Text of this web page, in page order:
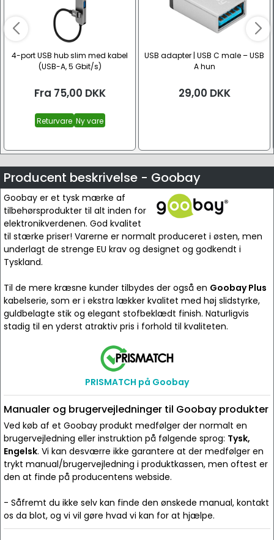
4-port USB hub slim med kabel
(USB-A, 5 Gbit/s)
Fra 75,00 DKK
Returvare Ny vare
USB adapter | USB C male – USB
A hun
29,00 DKK
Producent beskrivelse - Goobay
Goobay er et tysk mærke af
tilbehørsprodukter til alt inden for
elektronikverdenen. God kvalitet
til stærke priser! Varerne er normalt produceret i østen, men
underlagt de strenge EU krav og designet og godkendt i
Tyskland.
Til de mere kræsne kunder tilbydes der også en Goobay Plus
kabelserie, som er i ekstra lækker kvalitet med høj slidstyrke,
guldbelagte stik og elegant stofbeklædt finish. Naturligvis
stadig til en yderst atraktiv pris i forhold til kvaliteten.
PRISMATCH på Goobay
Manualer og brugervejledninger til Goobay produkter
Ved køb af et Goobay produkt medfølger der normalt en
brugervejledning eller instruktion på følgende sprog: Tysk,
Engelsk. Vi kan desværre ikke garantere at der medfølger en
trykt manual/brugervejledning i produktkassen, men oftest er
den at finde på producentens webside.
- Såfremt du ikke selv kan finde den ønskede manual, kontakt
os da blot, og vi vil gøre hvad vi kan for at hjælpe.